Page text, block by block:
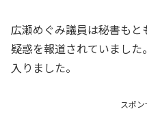
広瀬めぐみ議員は秘書も
疑惑を報道されていまし
入りました。
スポ